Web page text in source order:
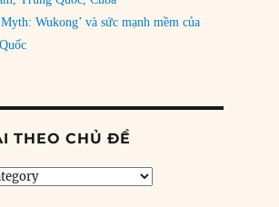
Wukong’ và sức mạnh mềm của
THEO CHỦ ĐỀ